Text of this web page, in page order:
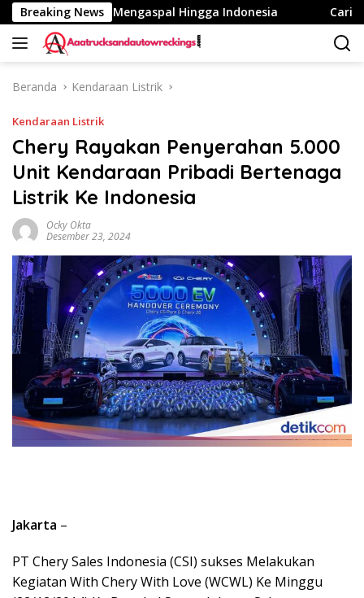
Langsung
ke
konten
Breaking News
eCanter Mengaspal Hingga Indonesia Cari Kaca
Beranda Kendaraan Listrik
Kendaraan Listrik
Chery Rayakan Penyerahan 5.000
Unit Kendaraan Pribadi Bertenaga
Listrik Ke Indonesia
Ocky Okta
Desember 23, 2024
Jakarta –
PT Chery Sales Indonesia (CSI) sukses Melakukan
Kegiatan With Chery With Love (WCWL) Ke Minggu